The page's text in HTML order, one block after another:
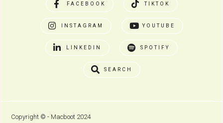
FACEBOOK TIKTOK
INSTAGRAM YOUTUBE
LINKEDIN SPOTIFY
SEARCH
Copyright © - Macboot 2024